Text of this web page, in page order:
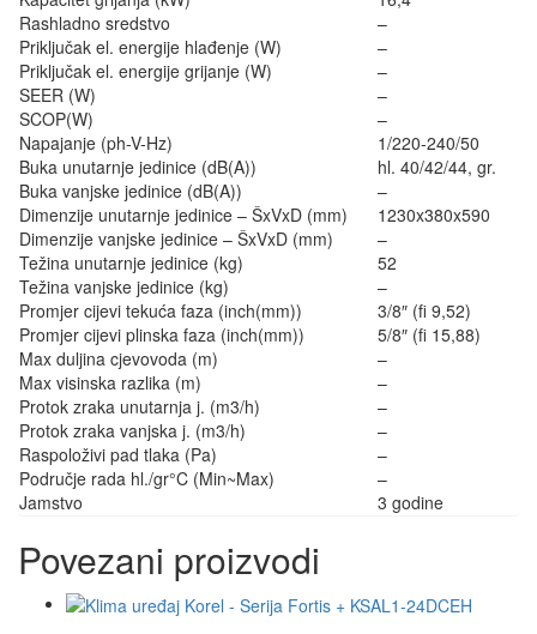
Rashladno sredstvo
–
Priključak el. energije hlađenje (W)
–
Priključak el. energije grijanje (W)
–
SEER (W)
–
SCOP(W)
–
Napajanje (ph-V-Hz)
1/220-240/50
Buka unutarnje jedinice (dB(A))
hl. 40/42/44, gr.
Buka vanjske jedinice (dB(A))
–
Dimenzije unutarnje jedinice – ŠxVxD (mm)
1230x380x590
Dimenzije vanjske jedinice – ŠxVxD (mm)
–
Težina unutarnje jedinice (kg)
52
Težina vanjske jedinice (kg)
–
Promjer cijevi tekuća faza (inch(mm))
3/8″ (fi 9,52)
Promjer cijevi plinska faza (inch(mm))
5/8″ (fi 15,88)
Max duljina cjevovoda (m)
–
Max visinska razlika (m)
–
Protok zraka unutarnja j. (m3/h)
–
Protok zraka vanjska j. (m3/h)
–
Raspoloživi pad tlaka (Pa)
–
Područje rada hl./gr°C (Min~Max)
–
Jamstvo
3 godine
Povezani proizvodi